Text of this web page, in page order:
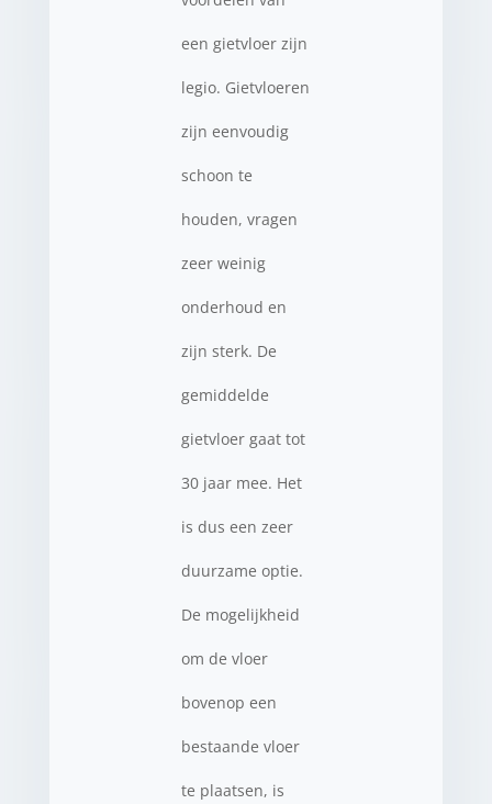
een gietvloer zijn
legio. Gietvloeren
zijn eenvoudig
schoon te
houden, vragen
zeer weinig
onderhoud en
zijn sterk. De
gemiddelde
gietvloer gaat tot
30 jaar mee. Het
is dus een zeer
duurzame optie.
De mogelijkheid
om de vloer
bovenop een
bestaande vloer
te plaatsen, is